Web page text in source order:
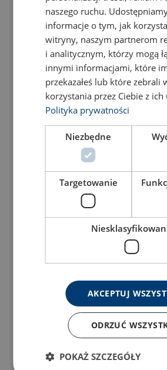
Marking:
Note:
Захват вертикальный
для подъема балок FBK
View Product
Захват для подъема
naszego ruchu.
informacje o tym, jak
witryny, naszym partnerom
i analitycznym, którzy mogą
innymi informacjami, które
przekazałeś lub które zebrali
korzystania przez Ciebie z ich
Polityka prywatności
Niezbędne
Targetowanie
AKCEPTUJ
ODRZUĆ
POKAŻ SZCZEGÓŁY